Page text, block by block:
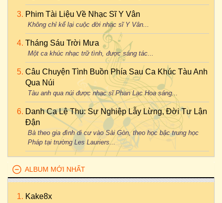
Phim Tài Liệu Về Nhạc Sĩ Y Vân
Không chỉ kể lại cuộc đời nhạc sĩ Y Vân...
Tháng Sáu Trời Mưa
Một ca khúc nhạc trữ tình, được sáng tác...
Câu Chuyện Tình Buồn Phía Sau Ca Khúc Tàu Anh
Qua Núi
Tàu anh qua núi được nhạc sĩ Phan Lạc Hoa sáng...
Danh Ca Lệ Thu: Sự Nghiệp Lẫy Lừng, Đời Tư Lận
Đận
Bà theo gia đình di cư vào Sài Gòn, theo học bậc trung học
Pháp tại trường Les Lauriers...
ALBUM MỚI NHẤT
Kake8x